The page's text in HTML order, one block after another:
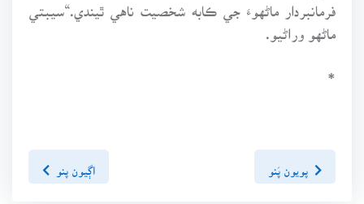
فرمانبردار ماڻهوءَ جي ڪابه شخصيت ناهي ٿيندي.“سيبتي
ماڻهو وراڻيو.
*
پويون پَنو اڳيون پنو